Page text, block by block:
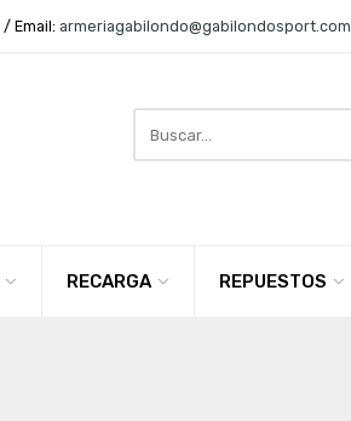
/ Email: armeriagabilondo@gabilondosport.com
here
RECARGA REPUESTOS